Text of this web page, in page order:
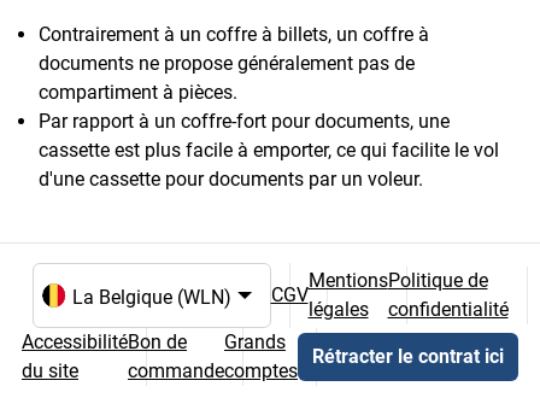
Contrairement à un coffre à billets, un coffre à
documents ne propose généralement pas de
compartiment à pièces.
Par rapport à un coffre-fort pour documents, une
cassette est plus facile à emporter, ce qui facilite le vol
d'une cassette pour documents par un voleur.
Choix de la langue et du pays
CGV
Mentions
légales
Politique de
confidentialité
Accessibilité
du site
Bon de
commande
Grands
comptes
Rétracter le contrat ici